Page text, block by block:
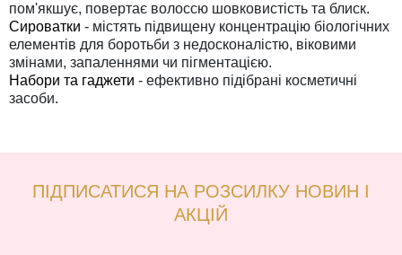
пом'якшує, повертає волоссю шовковистість та блиск.
Сироватки - містять підвищену концентрацію біологічних
елементів для боротьби з недосконалістю, віковими
змінами, запаленнями чи пігментацією.
Набори та гаджети - ефективно підібрані косметичні
засоби.
ПІДПИСАТИСЯ НА РОЗСИЛКУ НОВИН І
АКЦІЙ